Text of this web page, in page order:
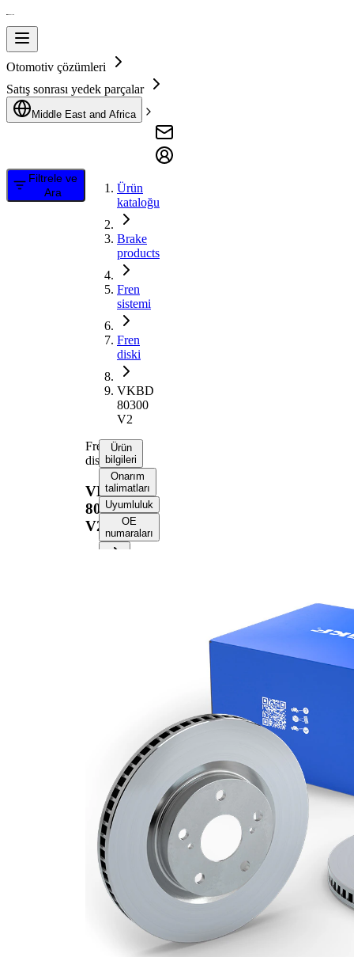
Otomotiv çözümleri
Satış sonrası yedek parçalar
Middle East and Africa
Filtrele ve
Ara
Ürün
kataloğu
Brake
products
Fren
sistemi
Fren
diski
VKBD
80300
V2
Fren
diski
VKBD
80300
V2
Ürün
bilgileri
Onarım
talimatları
Uyumluluk
OE
numaraları
havalandırmalı
257 mm
Delik sayısı 4
Merkezleme
çapı
68 mm
Delik
çemberi-Ø
114,3 mm
Üst yüzey
Kaplamalı